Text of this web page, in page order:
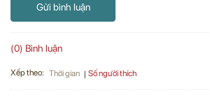
Gửi bình luận
(0) Bình luận
Xếp theo: Thời gian Số người thích